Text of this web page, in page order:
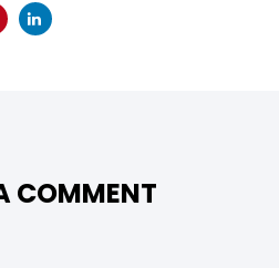
COMMENT